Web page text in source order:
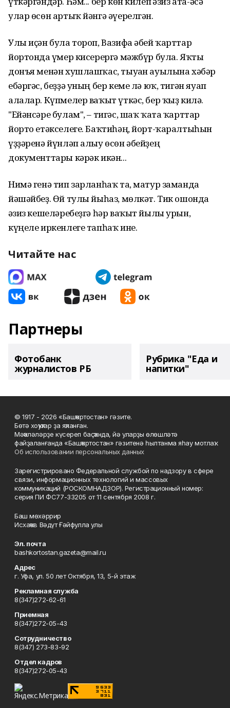
улар өсөн артыҡ йәнгә әүерелгән.
Улы иҫән була тороп, Вазифа әбей ҡарттар
йортонда ғүмер кисерергә мәжбүр була. Яҡты
донъя менән хушлашҡас, тыуған ауылына хәбәр
ебәргәс, беҙҙә уның бер кеме лә юҡ, тигән яуап
алалар. Күпмелер ваҡыт үткәс, бер ҡыҙ килә.
"Ейәнсәре булам", – тигәс, шаҡ ҡата ҡарттар
йорто етәкселеге. Баҡтиһәң, йорт-ҡаралтыһын
үҙҙәренә йүнләп алыу өсөн әбейҙең
документтары кәрәк икән...
Нимә генә тип зарланһаҡ та, матур заманда
йәшәйбеҙ. Өй тулы йыһаз, мөлкәт. Тик ошонда
ғәзиз кешеләребеҙгә һәр ваҡыт йылы урын,
күңеле иркенлеге тапһаҡ ине.
Читайте нас
Партнеры
Фотобанк
журналистов РБ
Рубрика "Еда и
напитки"
© 1917 - 2026 «Башҡортостан» гәзите.
Бөтә хоҡуҡтар ҙа яҡланған.
Мәҡәләләрҙе күсереп баҫҡанда, йә уларҙы өлөшләтә
файҙаланғанда «Башҡортостан» гәзитенә һылтанма яһау мотлаҡ.
Об использовании персональных данных
Зарегистрировано Федеральной службой по надзору в сфере
связи, информационных технологий и массовых
коммуникаций (РОСКОМНАДЗОР). Регистрационный номер:
серия ПИ ФС77-33205 от 11 сентября 2008 г.
Баш мөхәррир
Исхаҡов Вәдүт Ғәйфулла улы
Эл. почта
bashkortostan.gazeta@mail.ru
Адрес
г. Уфа, ул. 50 лет Октября, 13, 5-й этаж
Рекламная служба
8(347)272-62-61
Приемная
8(347)272-05-43
Сотрудничество
8(347) 273-83-92
Отдел кадров
8(347)272-05-43